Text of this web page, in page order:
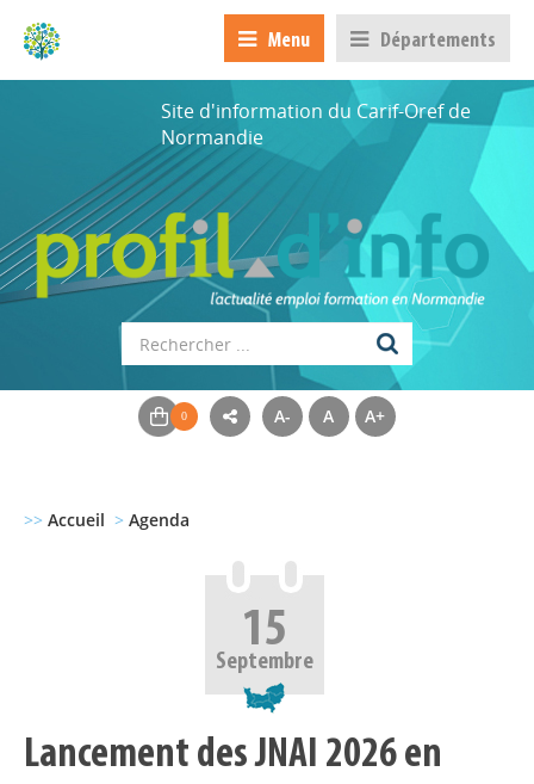
Menu Départements
Site d'information du Carif-Oref de
Normandie
A- A A+
>> Accueil > Agenda
15
Septembre
Lancement des JNAI 2026 en